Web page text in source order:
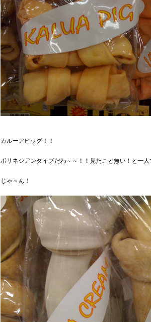
カルーアピッグ！！
ポリネシアンタイプだわ～～！！見たこと無い！と一
じゃ～ん！